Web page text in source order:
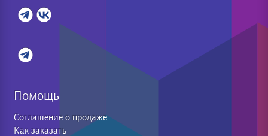
Помощь
Соглашение о продаже
Как заказать